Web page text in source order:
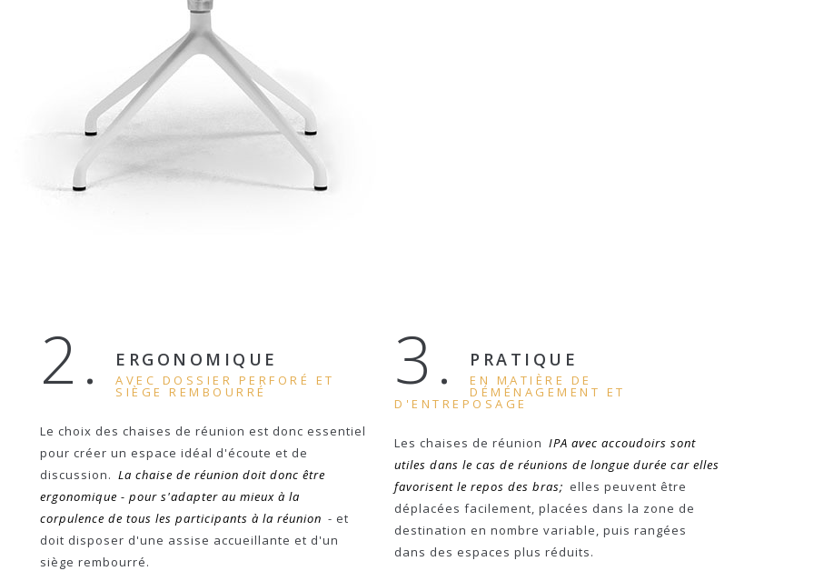
2. ERGONOMIQUE
AVEC DOSSIER PERFORÉ ET
SIÈGE REMBOURRÉ
Le choix des chaises de réunion est donc essentiel
pour créer un espace idéal d'écoute et de
discussion. La chaise de réunion doit donc être
ergonomique - pour s'adapter au mieux à la
corpulence de tous les participants à la réunion - et
doit disposer d'une assise accueillante et d'un
siège rembourré.
3. PRATIQUE
EN MATIÈRE DE
DÉMÉNAGEMENT ET
D'ENTREPOSAGE
Les chaises de réunion IPA avec accoudoirs sont
utiles dans le cas de réunions de longue durée car elles
favorisent le repos des bras; elles peuvent être
déplacées facilement, placées dans la zone de
destination en nombre variable, puis rangées
dans des espaces plus réduits.